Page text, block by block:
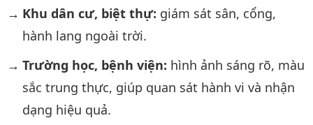
Khu dân cư, biệt thự: giám sát sân, cổng,
hành lang ngoài trời.
Trường học, bệnh viện: hình ảnh sáng rõ, màu
sắc trung thực, giúp quan sát hành vi và nhận
dạng hiệu quả.